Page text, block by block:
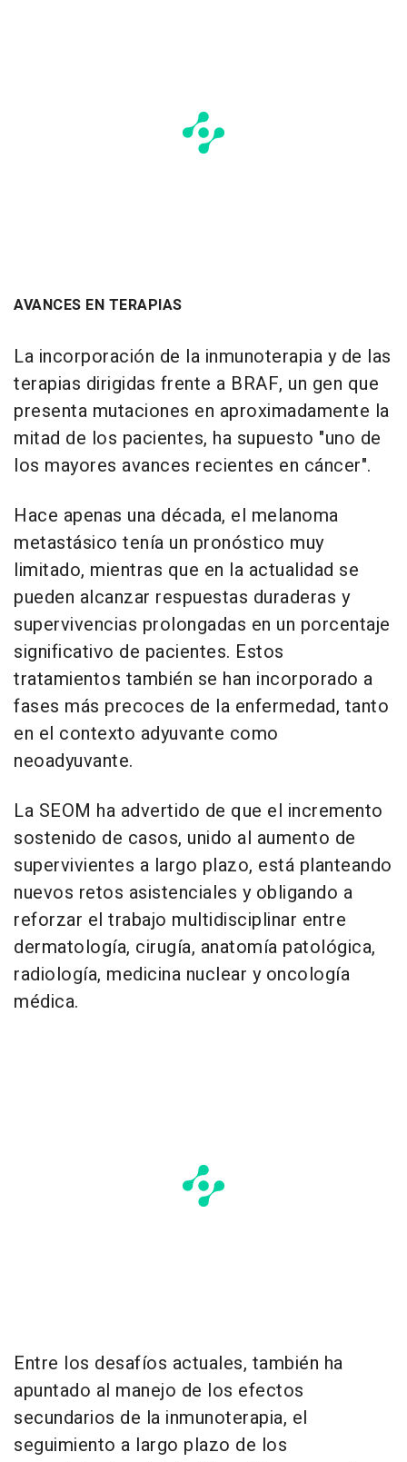
AVANCES EN TERAPIAS
La incorporación de la inmunoterapia y de las
terapias dirigidas frente a BRAF, un gen que
presenta mutaciones en aproximadamente la
mitad de los pacientes, ha supuesto "uno de
los mayores avances recientes en cáncer".
Hace apenas una década, el melanoma
metastásico tenía un pronóstico muy
limitado, mientras que en la actualidad se
pueden alcanzar respuestas duraderas y
supervivencias prolongadas en un porcentaje
significativo de pacientes. Estos
tratamientos también se han incorporado a
fases más precoces de la enfermedad, tanto
en el contexto adyuvante como
neoadyuvante.
La SEOM ha advertido de que el incremento
sostenido de casos, unido al aumento de
supervivientes a largo plazo, está planteando
nuevos retos asistenciales y obligando a
reforzar el trabajo multidisciplinar entre
dermatología, cirugía, anatomía patológica,
radiología, medicina nuclear y oncología
médica.
Entre los desafíos actuales, también ha
apuntado al manejo de los efectos
secundarios de la inmunoterapia, el
seguimiento a largo plazo de los